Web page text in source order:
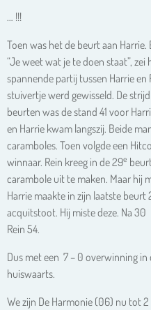
… !!!
Toen was het de beurt aan
“Je weet wat je te doen staat”, zei
spannende partij tussen Harrie en
stuivertje werd gewisseld. De
beurten was de stand 41 voor
en Harrie kwam langszij. Beide
caramboles. Toen volgde een
winnaar. Rein kreeg in de 29e
carambole uit te maken. Maar hij
Harrie maakte in zijn laatste beurt
acquitstoot. Hij miste deze. Na
Rein 54.
Dus met een 7 – 0 overwinning
huiswaarts.
We zijn De Harmonie (06) nu tot